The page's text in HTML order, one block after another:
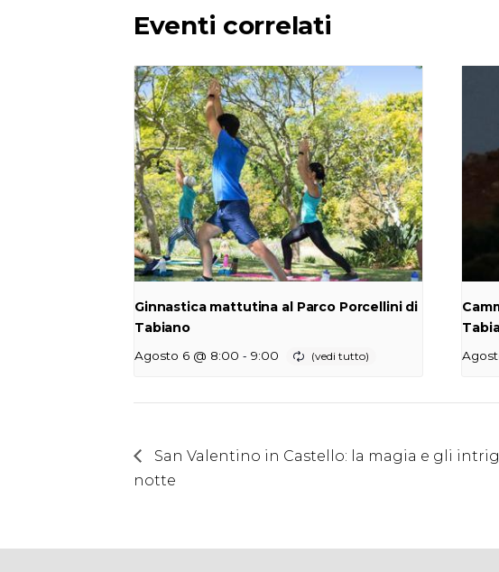
Eventi correlati
Ginnastica mattutina al Parco Porcellini di
Tabiano
Agosto 6 @ 8:00 - 9:00
San Valentino in Castello: la magia e gli
notte